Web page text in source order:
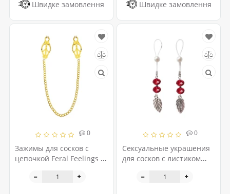
Швидке замовлення Швидке замовлення
0
Зажимы для сосков с
цепочкой Feral Feelings –
золото/белый
0
Сексуальные украшения
для сосков с листиком
красный